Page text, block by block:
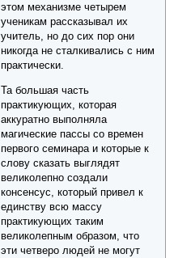
этом механизме четырем
ученикам рассказывал их
учитель, но до сих пор они
никогда не сталкивались с ним
практически.
Та большая часть
практикующих, которая
аккуратно выполняла
магические пассы со времен
первого семинара и которые к
слову сказать выглядят
великолепно создали
консенсус, который привел к
единству всю массу
практикующих таким
великолепным образом, что
эти четверо людей не могут